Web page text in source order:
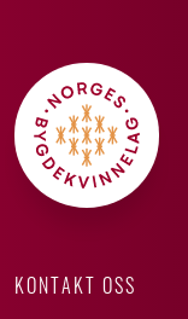
KONTAKT OSS